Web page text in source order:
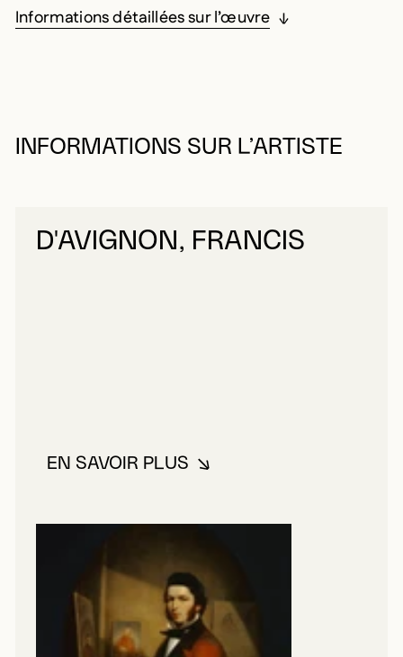
Informations détaillées sur l’œuvre
INFORMATIONS SUR L’ARTISTE
D'AVIGNON, FRANCIS
EN SAVOIR PLUSÀ PROPOS DE D'AVIGNON,